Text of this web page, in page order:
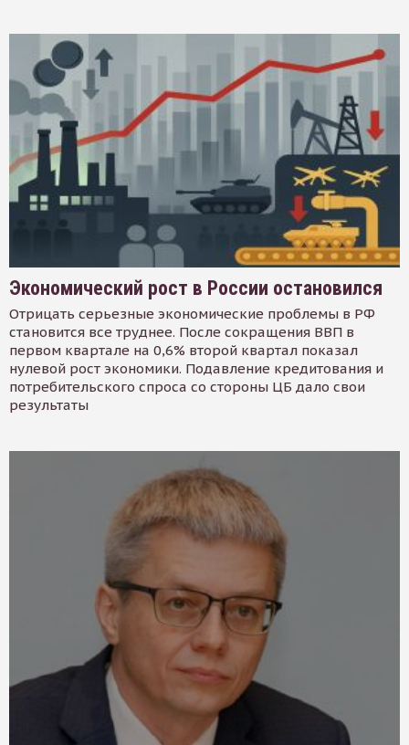
Экономический рост в России остановился
Отрицать серьезные экономические проблемы в РФ
становится все труднее. После сокращения ВВП в
первом квартале на 0,6% второй квартал показал
нулевой рост экономики. Подавление кредитования и
потребительского спроса со стороны ЦБ дало свои
результаты